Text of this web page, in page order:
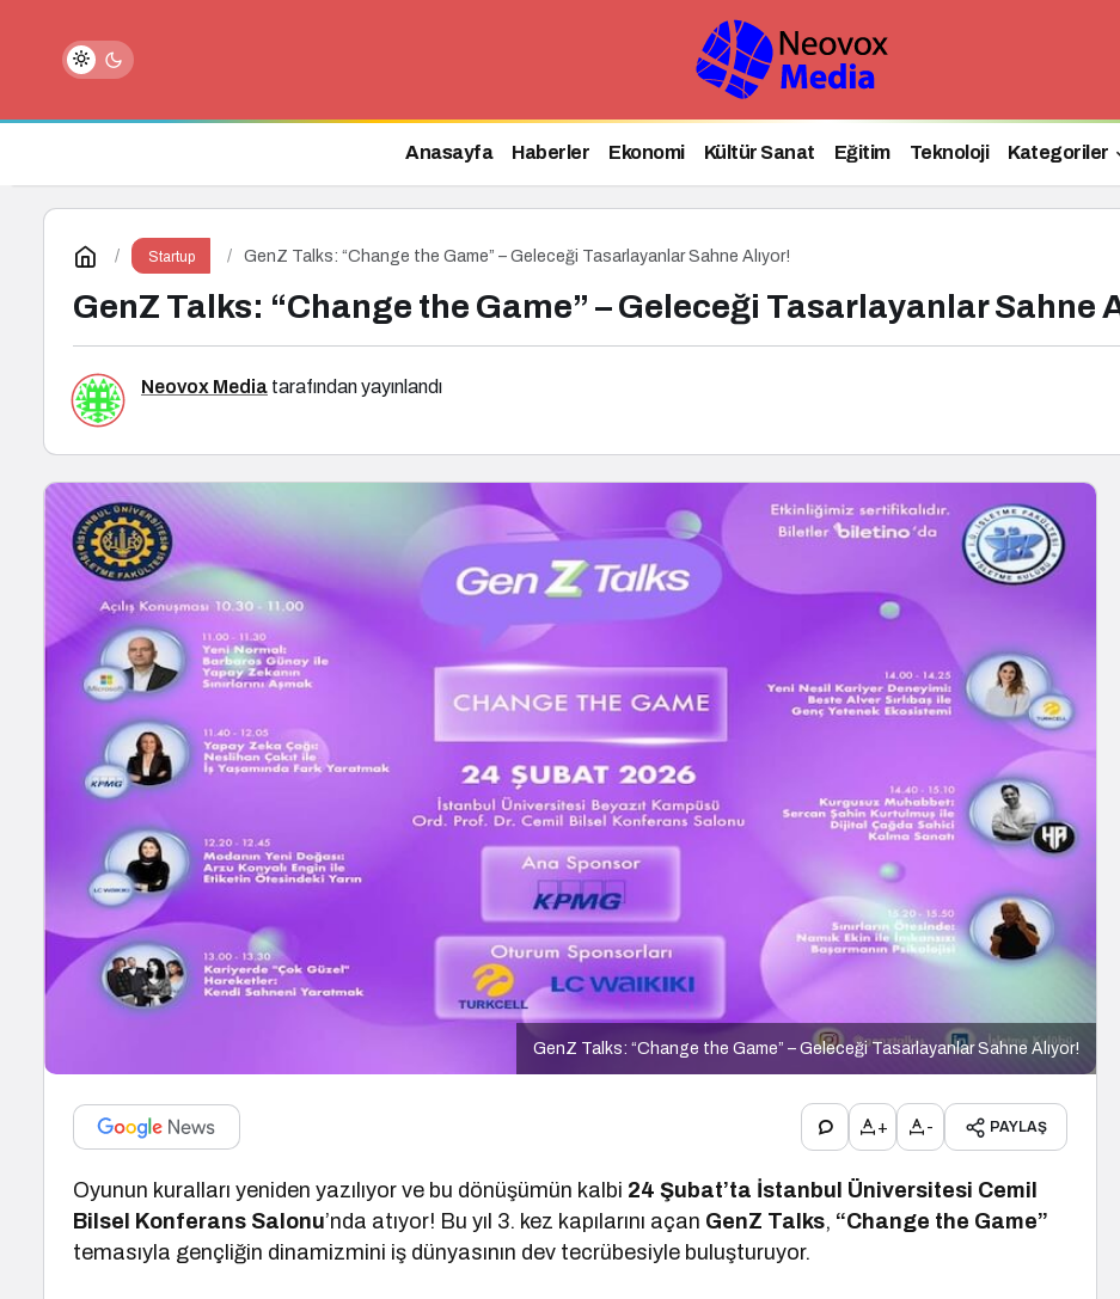
Anasayfa Haberler Ekonomi Kültür Sanat Eğitim Teknoloji Kategoriler
Startup GenZ Talks: “Change the Game” – Geleceği Tasarlayanlar Sahne Alıyor!
GenZ Talks: “Change the Game” – Geleceği Tasarlayanlar Sahne
Neovox Media tarafından yayınlandı
GenZ Talks: “Change the Game” – Geleceği Tasarlayanlar Sahne Alıyor!
+ - PAYLAŞ
Oyunun kuralları yeniden yazılıyor ve bu dönüşümün kalbi 24 Şubat’ta İstanbul Üniversitesi Cemil
Bilsel Konferans Salonu’nda atıyor! Bu yıl 3. kez kapılarını açan GenZ Talks, “Change the Game”
temasıyla gençliğin dinamizmini iş dünyasının dev tecrübesiyle buluşturuyor.
Dijital Markalaşma 1.0 Eğitimi İstanbul Üniversitesi’nde Gerçekleşti!